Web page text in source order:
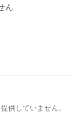
ん
供していません。